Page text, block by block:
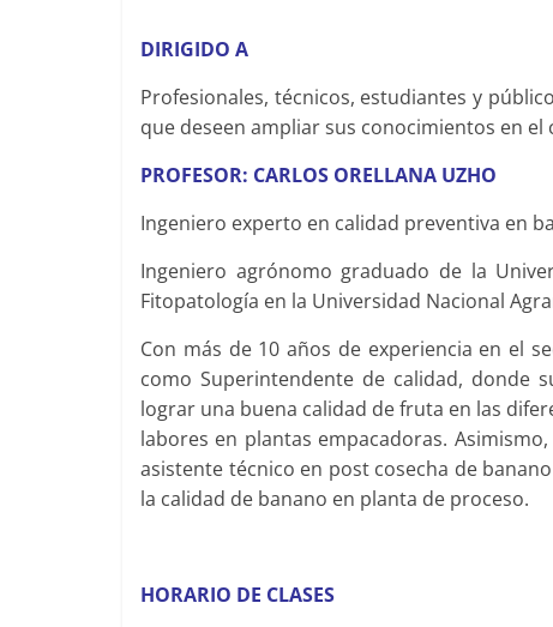
DIRIGIDO A
Profesionales, técnicos, estudiantes y
que deseen ampliar sus conocimientos en el
PROFESOR: CARLOS ORELLANA UZHO
Ingeniero experto en calidad preventiva en
Ingeniero agrónomo graduado de la
Fitopatología en la Universidad Nacional
Con más de 10 años de experiencia en el
como Superintendente de calidad, donde
lograr una buena calidad de fruta en las
labores en plantas empacadoras.
asistente técnico en post cosecha de
la calidad de banano en planta de proceso.
HORARIO DE CLASES